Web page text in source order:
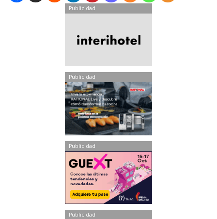
Publicidad
Publicidad
Publicidad
Publicidad